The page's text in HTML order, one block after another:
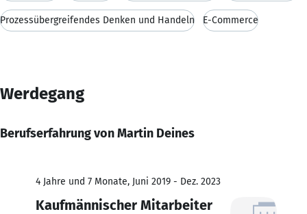
Prozessübergreifendes Denken und Handeln E-Commerce
Werdegang
Berufserfahrung von Martin Deines
4 Jahre und 7 Monate, Juni 2019 - Dez. 2023
Kaufmännischer Mitarbeiter